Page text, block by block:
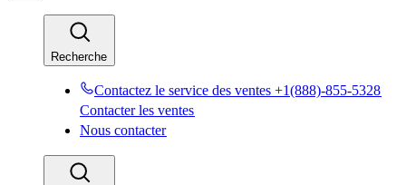
Recherche​​
Contactez le service des ventes +1(888)-855-5328​​
Contacter les ventes​​
Nous contacter​​